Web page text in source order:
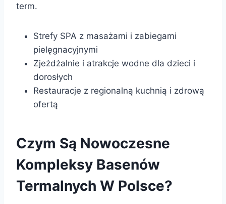
term.
Strefy SPA z masażami i zabiegami
pielęgnacyjnymi
Zjeżdżalnie i atrakcje wodne dla dzieci i
dorosłych
Restauracje z regionalną kuchnią i zdrową
ofertą
Czym Są Nowoczesne
Kompleksy Basenów
Termalnych W Polsce?